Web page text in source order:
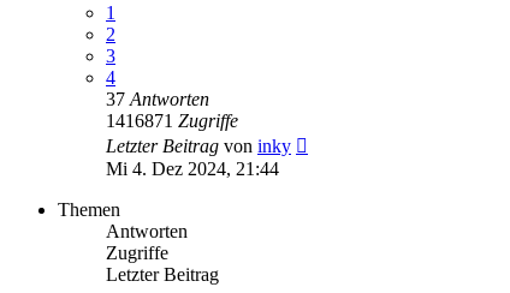
1
2
3
4
37 Antworten
1416871 Zugriffe
Letzter Beitrag von inky
Mi 4. Dez 2024, 21:44
Themen
Antworten
Zugriffe
Letzter Beitrag